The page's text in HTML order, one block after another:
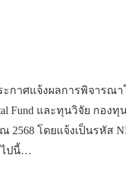
กาศแจ้งผลการพิจารณา
Fund และทุนวิจัย กอง
2568 โดยแจ้งเป็นรหัส
ไปนี้…